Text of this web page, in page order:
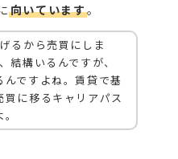
向いています。
るから売買にしま
結構いるんですが、
ですよね。賃貸で基
に移るキャリアパス